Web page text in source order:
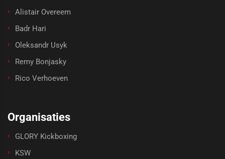
Alistair Overeem
Badr Hari
Oleksandr Usyk
Remy Bonjasky
Rico Verhoeven
Organisaties
GLORY Kickboxing
KSW